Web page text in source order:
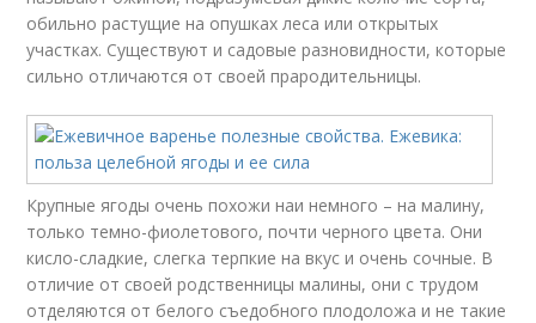
обильно растущие на опушках леса или открытых
участках. Существуют и садовые разновидности, которые
сильно отличаются от своей прародительницы.
Крупные ягоды очень похожи наи немного – на малину,
только темно-фиолетового, почти черного цвета. Они
кисло-сладкие, слегка терпкие на вкус и очень сочные. В
отличие от своей родственницы малины, они с трудом
отделяются от белого съедобного плодоложа и не такие